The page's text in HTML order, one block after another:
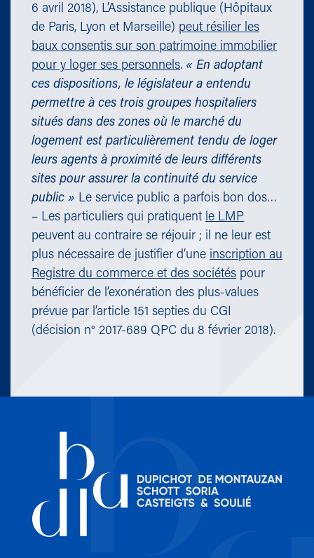
6 avril 2018), L’Assistance publique (Hôpitaux
de Paris, Lyon et Marseille) peut résilier les
baux consentis sur son patrimoine immobilier
pour y loger ses personnels. « En adoptant
ces dispositions, le législateur a entendu
permettre à ces trois groupes hospitaliers
situés dans des zones où le marché du
logement est particulièrement tendu de loger
leurs agents à proximité de leurs différents
sites pour assurer la continuité du service
public » Le service public a parfois bon dos…
– Les particuliers qui pratiquent le LMP
peuvent au contraire se réjouir ; il ne leur est
plus nécessaire de justifier d’une inscription au
Registre du commerce et des sociétés pour
bénéficier de l’exonération des plus-values
prévue par l’article 151 septies du CGI
(décision n° 2017-689 QPC du 8 février 2018).